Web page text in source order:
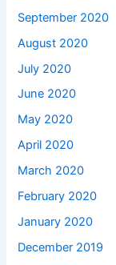
September 2020
August 2020
July 2020
June 2020
May 2020
April 2020
March 2020
February 2020
January 2020
December 2019